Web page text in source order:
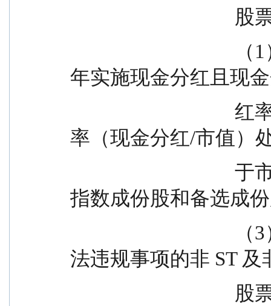
年实施现金分红且现
率（现金分红/市值）
指数成份股和备选成
法违规事项的非 ST 及